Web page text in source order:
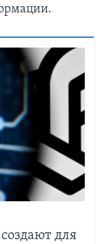
для